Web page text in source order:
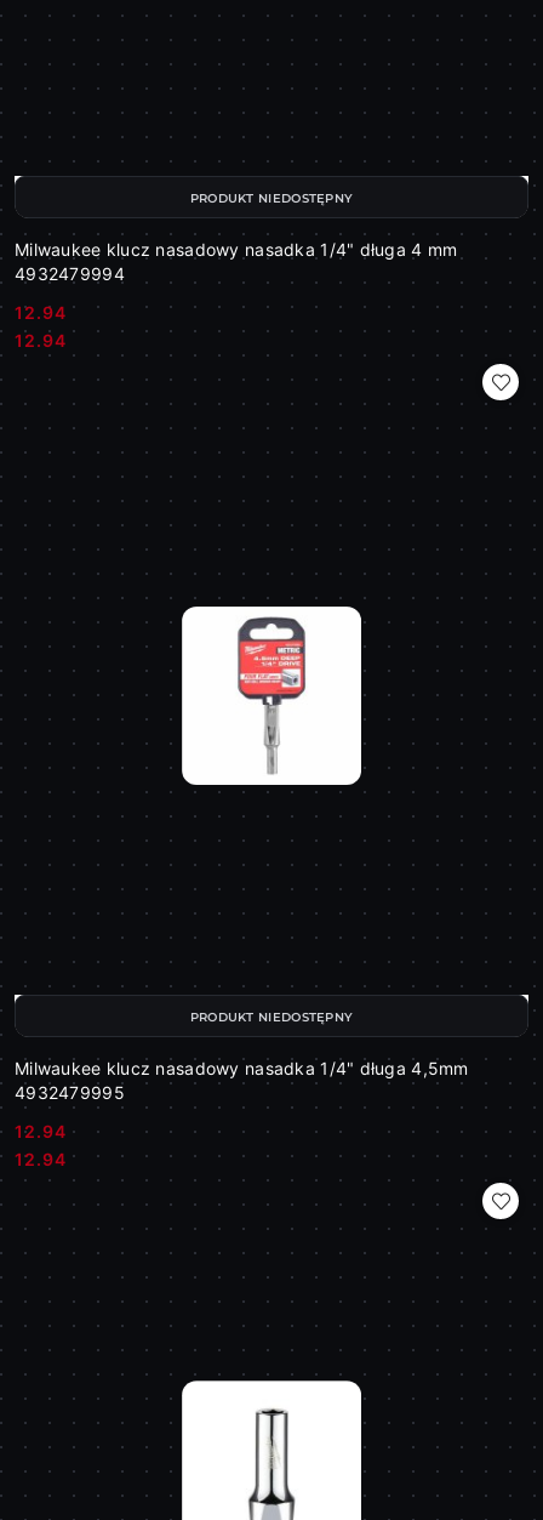
Milwaukee klucz nasadowy nasadka 1/4" długa 4 mm
4932479994
Cena:
12.94
Cena:
12.94
PRODUKT NIEDOSTĘPNY
Milwaukee klucz nasadowy nasadka 1/4" długa 4,5mm
4932479995
Cena:
12.94
Cena:
12.94
PRODUKT NIEDOSTĘPNY